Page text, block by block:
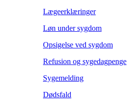
Lægeerklæringer
Løn under sygdom
Opsigelse ved sygdom
Refusion og sygedagpenge
Sygemelding
Dødsfald